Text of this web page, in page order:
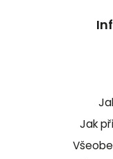
Jak